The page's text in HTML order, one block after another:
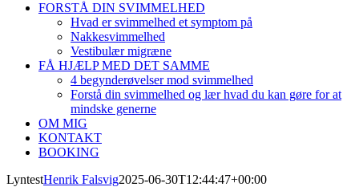
FORSTÅ DIN SVIMMELHED
Hvad er svimmelhed et symptom på
Nakkesvimmelhed
Vestibulær migræne
FÅ HJÆLP MED DET SAMME
4 begynderøvelser mod svimmelhed
Forstå din svimmelhed og lær hvad du kan gøre for at
mindske generne
OM MIG
KONTAKT
BOOKING
LyntestHenrik Falsvig2025-06-30T12:44:47+00:00